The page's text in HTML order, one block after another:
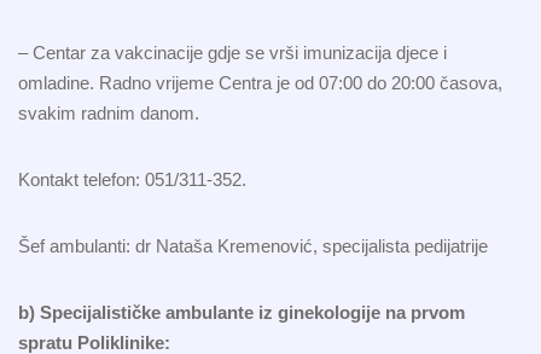
– Centar za vakcinacije gdje se vrši imunizacija djece i
omladine. Radno vrijeme Centra je od 07:00 do 20:00 časova,
svakim radnim danom.
Kontakt telefon: 051/311-352.
Šef ambulanti: dr Nataša Kremenović, specijalista pedijatrije
b) Specijalističke ambulante iz ginekologije na prvom
spratu Poliklinike: